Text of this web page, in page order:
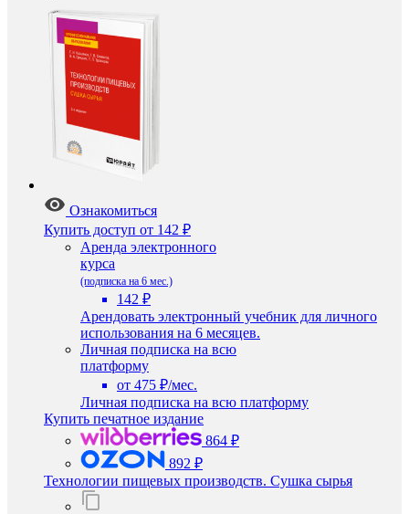
Ознакомиться
Купить доступ от 142 ₽
Аренда электронного
курса
(подписка на 6 мес.)
142 ₽
Арендовать электронный учебник для личного
использования на 6 месяцев.
Личная подписка на всю
платформу
от 475 ₽/мес.
Личная подписка на всю платформу
Купить печатное издание
864 ₽
892 ₽
Технологии пищевых производств. Сушка сырья